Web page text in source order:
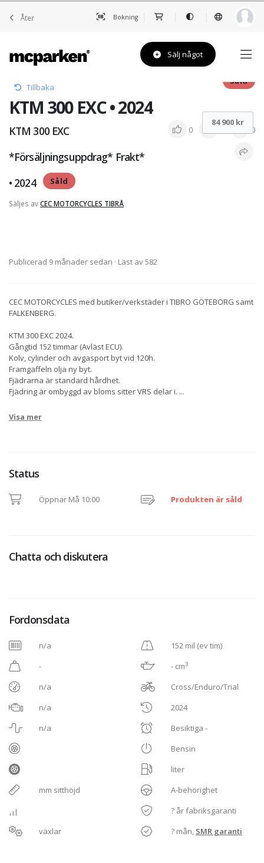
Åter Bokning
Sälj något
Tillbaka
KTM 300 EXC • 2024
Såld
KTM 300 EXC
*Försäljningsuppdrag* Frakt*
• 2024
Såld
0 0
Säljes avCEC MOTORCYCLES TIBRÅ
84 900 kr
Publicerad 9 månader sedan · Läst av 582
CEC MOTORCYCLES med butiker/verkstäder i TIBRO GÖTEBORG samt
FALKENBERG.
KTM 300 EXC 2024.
Gångtid 152 timmar (Avläst ECU).
Kolv, cylinder och avgasport byt vid 120h.
Framgaffeln olja ny byt.
Fjädrarna är standard hårdhet.
Fjädring är ombyggd av bloms sitter VRS delar i. ...
Visa mer
Status
Öppnar Må 10:00 Produkten är såld
Chatta och diskutera
Fordonsdata
n/a
-
n/a
n/a
n/a
mm sitthöjd
växlar
152 mil (ev tim)
- cm3
Cross/Enduro/Trial
2024
Besiktiga -
Bensin
liter
A-behörighet
? år fabriksgaranti
? mån, SMR garanti